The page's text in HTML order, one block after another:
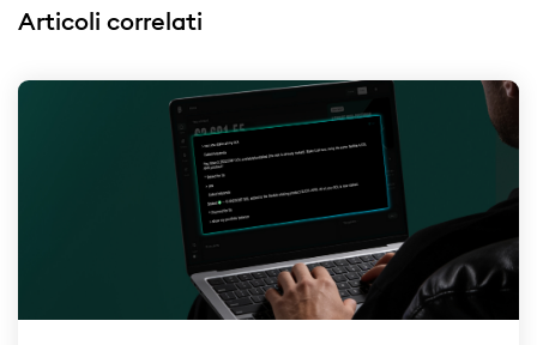
Articoli correlati